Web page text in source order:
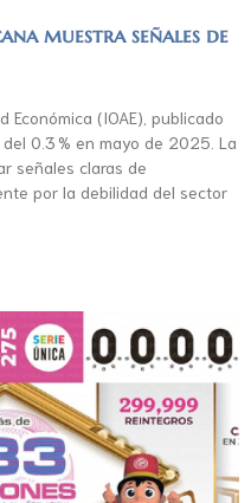
muestra señales de
(IOAE), publicado
0.3 % en mayo de 2025. La
señales claras de
por la debilidad del sector